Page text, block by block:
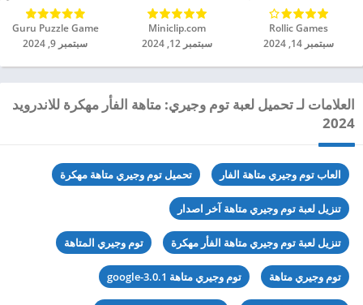
Rollic Games‏
سبتمبر 14, 2024
Miniclip.com‏
سبتمبر 12, 2024
Guru Puzzle Game‏
سبتمبر 9, 2024
العلامات لـ تحميل لعبة توم وجيري: متاهة الفأر مهكرة للاندرويد
2024
العاب توم وجيري متاهة الفار تحميل توم وجيري متاهة مهكرة
تنزيل لعبة توم وجيري متاهة آخر اصدار
تنزيل لعبة توم وجيري متاهة الفأر مهكرة توم وجيري المتاهة
توم وجيري متاهة توم وجيري متاهة 3.0.1-google